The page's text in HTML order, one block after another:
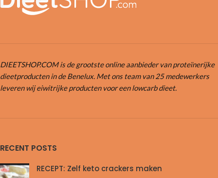
DIEETSHOP.COM is de grootste online aanbieder van proteïnerijke
dieetproducten in de Benelux. Met ons team van 25 medewerkers
leveren wij eiwitrijke producten voor een lowcarb dieet.
RECENT POSTS
RECEPT: Zelf keto crackers maken